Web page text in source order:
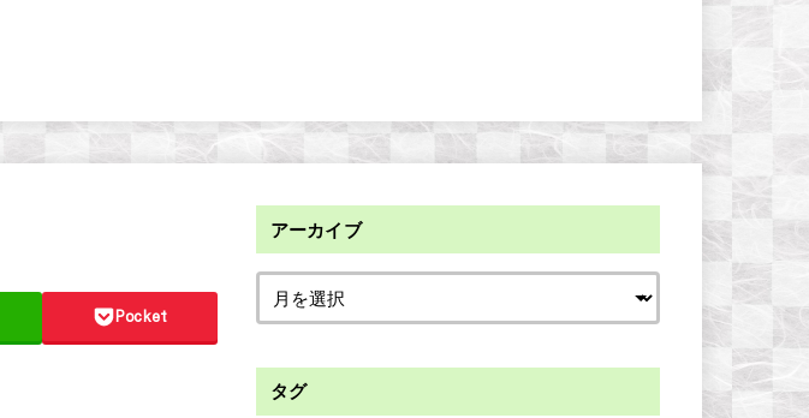
Pocket
アーカイブ
タグ